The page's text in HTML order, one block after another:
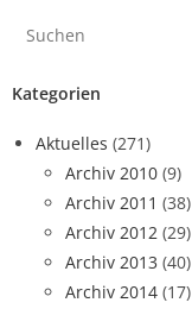
Kategorien
Aktuelles (271)
Archiv 2010 (9)
Archiv 2011 (38)
Archiv 2012 (29)
Archiv 2013 (40)
Archiv 2014 (17)